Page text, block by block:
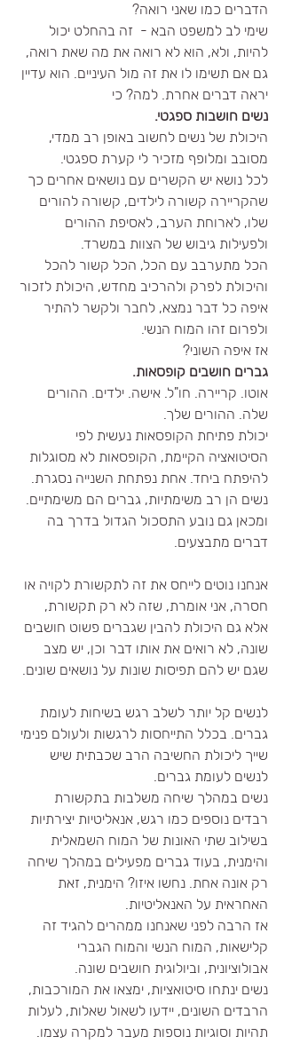
הדברים כמו שאני רואה?
שימי לב למשפט הבא -  זה בהחלט יכול
להיות, ולא, הוא לא רואה את מה שאת רואה,
גם אם תשימו לו את זה מול העיניים. הוא עדיין
יראה דברים אחרת. למה? כי
נשים חושבות ספגטי.
היכולת של נשים לחשוב באופן רב ממדי,
מסובב ומלופף מזכיר לי קערת ספגטי.
לכל נושא יש הקשרים עם נושאים אחרים כך
שהקריירה קשורה לילדים, קשורה להורים
שלו, לארוחת הערב, לאסיפת ההורים
ולפעילות גיבוש של הצוות במשרד.
הכל מתערבב עם הכל, הכל קשור להכל
והיכולת לפרק ולהרכיב מחדש, היכולת לזכור
איפה כל דבר נמצא, לחבר ולקשר להתיר
ולפרום זהו המוח הנשי.
אז איפה השוני?
גברים חושבים קופסאות.
אוטו. קריירה. חו"ל. אישה. ילדים. ההורים
שלה. ההורים שלך.
יכולת פתיחת הקופסאות נעשית לפי
הסיטואציה הקיימת, הקופסאות לא מסוגלות
להיפתח ביחד. אחת נפתחת השנייה נסגרת.
נשים הן רב משימתיות, גברים הם משימתיים.
ומכאן גם נובע התסכול הגדול בדרך בה
דברים מתבצעים.
אנחנו נוטים לייחס את זה לתקשורת לקויה או
חסרה, אני אומרת, שזה לא רק תקשורת,
אלא גם היכולת להבין שגברים פשוט חושבים
שונה, לא רואים את אותו דבר וכן, יש מצב
שגם יש להם תפיסות שונות על נושאים שונים.
לנשים קל יותר לשלב רגש בשיחות לעומת
גברים. בכלל התייחסות לרגשות ולעולם פנימי
שייך ליכולת החשיבה הרב שכבתית שיש
לנשים לעומת גברים.
נשים במהלך שיחה משלבות בתקשורת
רבדים נוספים כמו רגש, אנאליטיות יצירתיות
בשילוב שתי האונות של המוח השמאלית
והימנית, בעוד גברים מפעילים במהלך שיחה
רק אונה אחת. נחשו איזו? הימנית, זאת
האחראית על האנאליטיות.
אז הרבה לפני שאנחנו ממהרים להגיד זה
קלישאות, המוח הנשי והמוח הגברי
אבולוציונית, וביולוגית חושבים שונה.
נשים ינתחו סיטואציות, ימצאו את המורכבות,
הרבדים השונים, יידעו לשאול שאלות, לעלות
תהיות וסוגיות נוספות מעבר למקרה עצמו.